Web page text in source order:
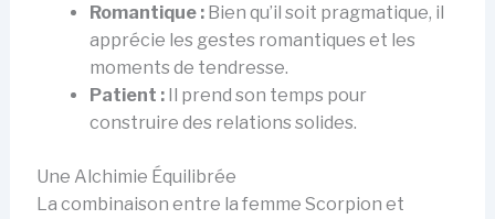
Romantique :Bien qu’il soit pragmatique, il
apprécie les gestes romantiques et les
moments de tendresse.
Patient :Il prend son temps pour
construire des relations solides.
Une Alchimie Équilibrée
La combinaison entre la femme Scorpion et